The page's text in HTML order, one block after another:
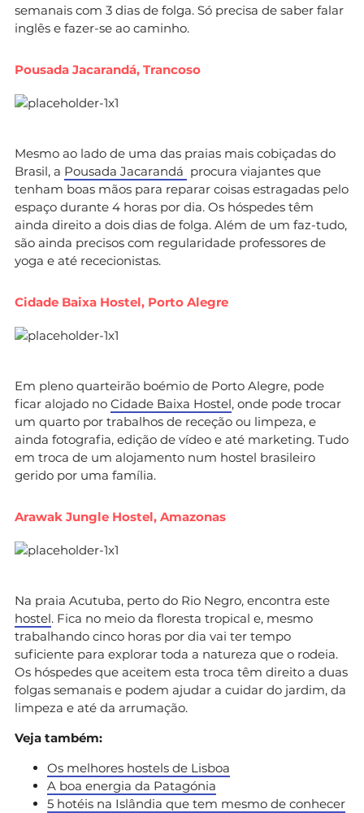
semanais com 3 dias de folga. Só precisa de saber falar
inglês e fazer-se ao caminho.
Pousada Jacarandá, Trancoso
Mesmo ao lado de uma das praias mais cobiçadas do
Brasil, a Pousada Jacarandá procura viajantes que
tenham boas mãos para reparar coisas estragadas pelo
espaço durante 4 horas por dia. Os hóspedes têm
ainda direito a dois dias de folga. Além de um faz-tudo,
são ainda precisos com regularidade professores de
yoga e até rececionistas.
Cidade Baixa Hostel, Porto Alegre
Em pleno quarteirão boémio de Porto Alegre, pode
ficar alojado no Cidade Baixa Hostel, onde pode trocar
um quarto por trabalhos de receção ou limpeza, e
ainda fotografia, edição de vídeo e até marketing. Tudo
em troca de um alojamento num hostel brasileiro
gerido por uma família.
Arawak Jungle Hostel, Amazonas
Na praia Acutuba, perto do Rio Negro, encontra este
hostel. Fica no meio da floresta tropical e, mesmo
trabalhando cinco horas por dia vai ter tempo
suficiente para explorar toda a natureza que o rodeia.
Os hóspedes que aceitem esta troca têm direito a duas
folgas semanais e podem ajudar a cuidar do jardim, da
limpeza e até da arrumação.
Veja também:
Os melhores hostels de Lisboa
A boa energia da Patagónia
5 hotéis na Islândia que tem mesmo de conhecer